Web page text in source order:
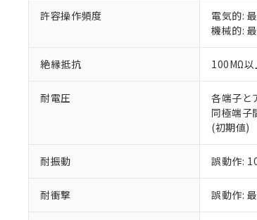
許容操作頻度
電気的:
機械的:
絶縁抵抗 100MΩ以
耐電圧
各端子と
同極端子
(初期値)
耐振動 誤動作:
耐衝撃 誤動作:
EU
51物
※本証
また
混在
既に
り割